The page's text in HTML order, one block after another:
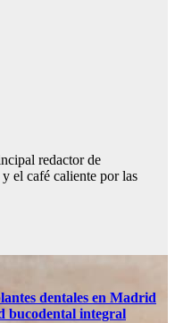
redactor de
el café caliente por las
dentales en Madrid
bucodental integral